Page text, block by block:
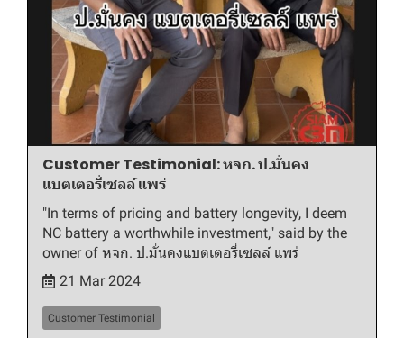
Customer Testimonial: หจก. ป.มั่นคง
แบตเตอรี่เซลล์ แพร่
"In terms of pricing and battery longevity, I deem
NC battery a worthwhile investment," said by the
owner of หจก. ป.มั่นคงแบตเตอรี่เซลล์ แพร่
21 Mar 2024
Customer Testimonial